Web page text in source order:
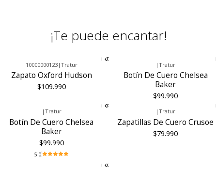
¡Te puede encantar!
10000000123| Tratur
Zapato Oxford Hudson
$109.990
|Tratur
Botín De Cuero Chelsea
Baker
$99.990
| Tratur
Botín De Cuero Chelsea
Baker
$99.990
5.0
|Tratur
Zapatillas De Cuero Crusoe
$79.990